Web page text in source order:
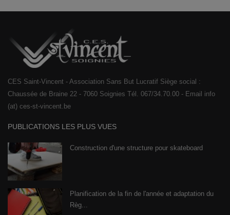
CES Saint-Vincent - Association Sans But Lucratif Siège social :
Chaussée de Braine 22 - 7060 Soignies Tél. 067/34.70.00 - Email info
(at) ces-st-vincent.be
PUBLICATIONS LES PLUS VUES
Construction d'une structure pour skateboard
Planification de la fin de l'année et adaptation du
Règ...